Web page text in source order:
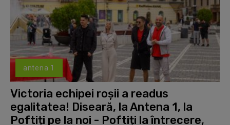
antena 1
Victoria echipei roșii a readus
egalitatea! Diseară, la Antena 1, la
Poftiți pe la noi - Poftiți la întrecere,